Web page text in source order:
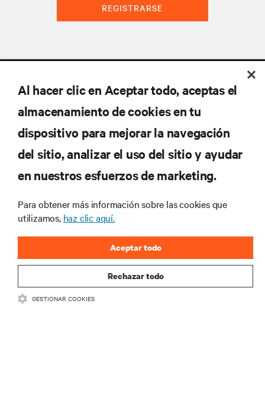
REGISTRARSE
RECURSOS
CORPORATIVO
SÍGANOS
Al hacer clic en Aceptar todo, aceptas el
almacenamiento de cookies en tu
dispositivo para mejorar la navegación
del sitio, analizar el uso del sitio y ayudar
en nuestros esfuerzos de marketing.
Para obtener más información sobre las cookies que
utilizamos, haz clic aquí.
Rechazar todo
Aceptar todo
GESTIONAR COOKIES